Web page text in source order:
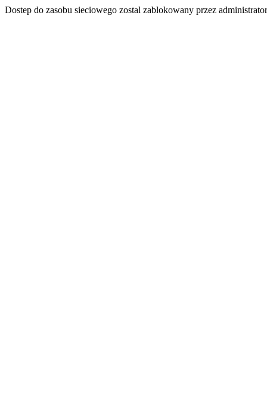
Dostep do zasobu sieciowego zostal zablokowany przez